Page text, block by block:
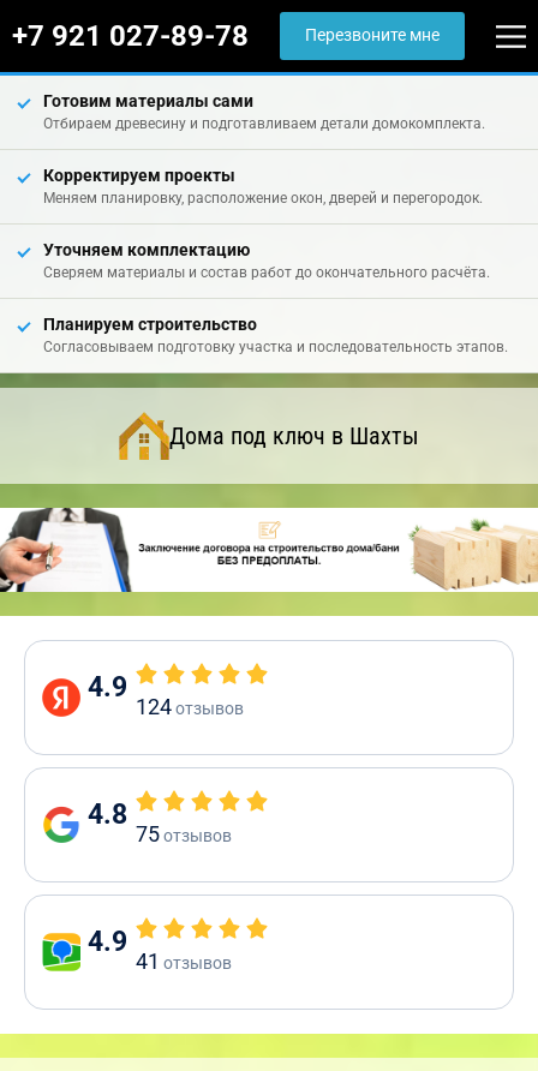
+7 921 027-89-78 Перезвоните мне
Готовим материалы сами
Отбираем древесину и подготавливаем детали домокомплекта.
Корректируем проекты
Меняем планировку, расположение окон, дверей и перегородок.
Уточняем комплектацию
Сверяем материалы и состав работ до окончательного расчёта.
Планируем строительство
Согласовываем подготовку участка и последовательность этапов.
Дома под ключ в Шахты
4.9
124отзывов
4.8
75отзывов
4.9
41 отзывов